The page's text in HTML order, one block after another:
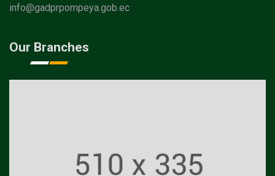
info@gadprpompeya.gob.ec
Our Branches